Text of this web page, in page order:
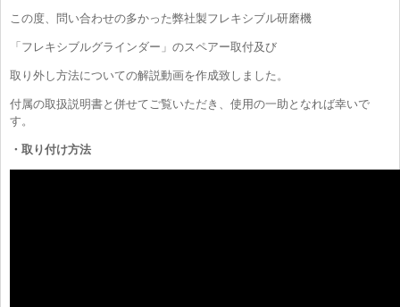
この度、問い合わせの多かった弊社製フレキシブル研磨機
「フレキシブルグラインダー」のスペアー取付及び
取り外し方法についての解説動画を作成致しました。
付属の取扱説明書と併せてご覧いただき、使用の一助となれば幸いで
す。
・取り付け方法